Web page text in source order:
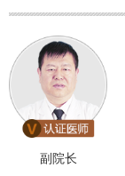
副院长